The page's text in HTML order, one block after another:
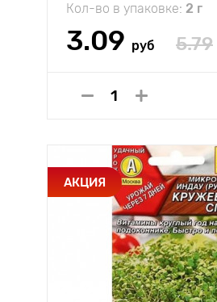
Кол-во в упаковке: 2 г
3.09 руб 5.79
АКЦИЯ